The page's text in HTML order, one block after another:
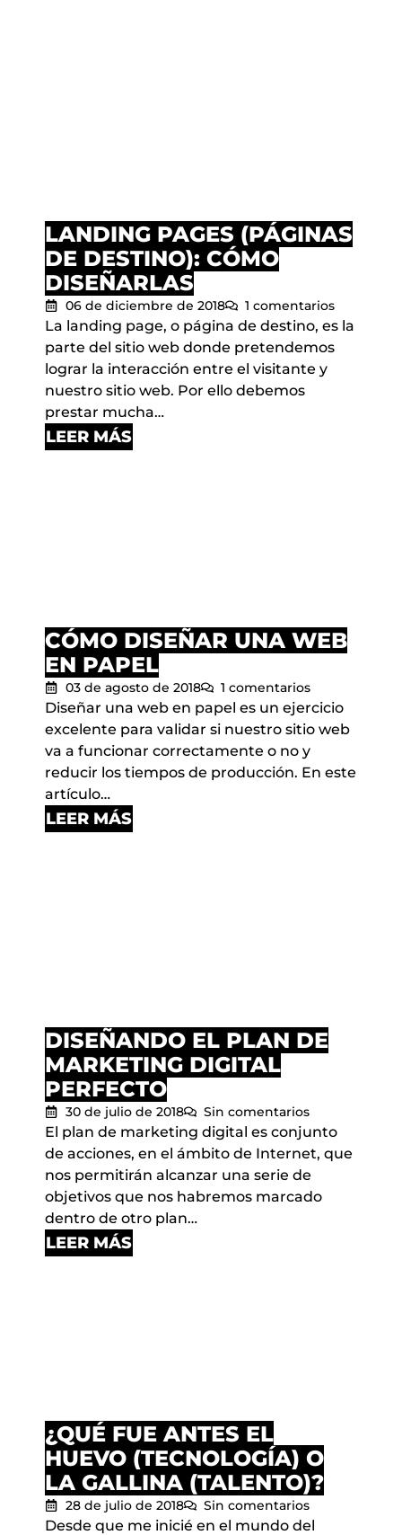
LANDING PAGES (PÁGINAS
DE DESTINO): CÓMO
DISEÑARLAS
06 de diciembre de 2018 1 comentarios
La landing page, o página de destino, es la
parte del sitio web donde pretendemos
lograr la interacción entre el visitante y
nuestro sitio web. Por ello debemos
prestar mucha…
LEER MÁS
CÓMO DISEÑAR UNA WEB
EN PAPEL
03 de agosto de 2018 1 comentarios
Diseñar una web en papel es un ejercicio
excelente para validar si nuestro sitio web
va a funcionar correctamente o no y
reducir los tiempos de producción. En este
artículo…
LEER MÁS
DISEÑANDO EL PLAN DE
MARKETING DIGITAL
PERFECTO
30 de julio de 2018 Sin comentarios
El plan de marketing digital es conjunto
de acciones, en el ámbito de Internet, que
nos permitirán alcanzar una serie de
objetivos que nos habremos marcado
dentro de otro plan…
LEER MÁS
¿QUÉ FUE ANTES EL
HUEVO (TECNOLOGÍA) O
LA GALLINA (TALENTO)?
28 de julio de 2018 Sin comentarios
Desde que me inicié en el mundo del